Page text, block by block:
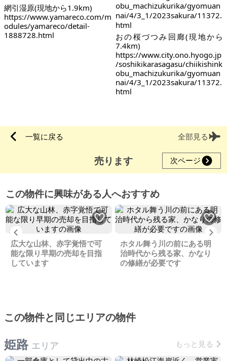
網引湿原(現地から1.9km)
https://www.yamareco.com/m
odules/yamareco/detail-
1888728.html
おの桜づつみ回廊(現地から
7.4km)
https://www.city.ono.hyogo.jp
/soshikikarasagasu/chiikishink
obu_machizukurika/gyomuan
nai/4/3_1/2023sakura/11372.
html
一覧に戻る 全部見る
売ります 次ページ
この物件に興味がある人へおすすめ
Previous
広大な山林、赤字覚悟で可
能な限り早期の売却を目指
しています
ホタル舞う川の前にある明
治時代から残る家、かなり
の修繕が必要です
この物件と同じエリアの物件
姫路 エリア もっと見る